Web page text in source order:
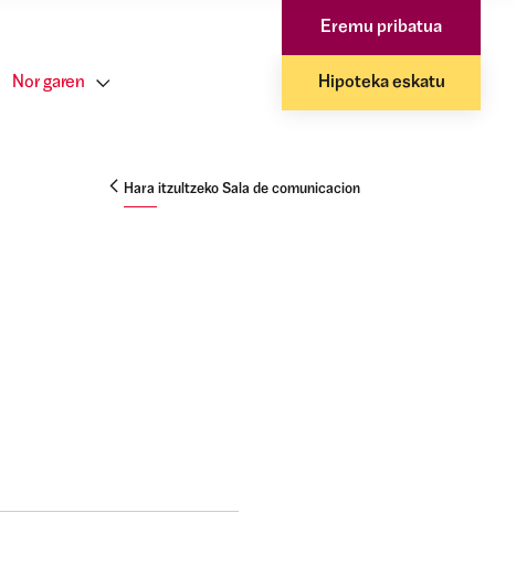
Eremu pribatua
Nor garen Hipoteka eskatu
Hara itzultzeko Sala de comunicacion